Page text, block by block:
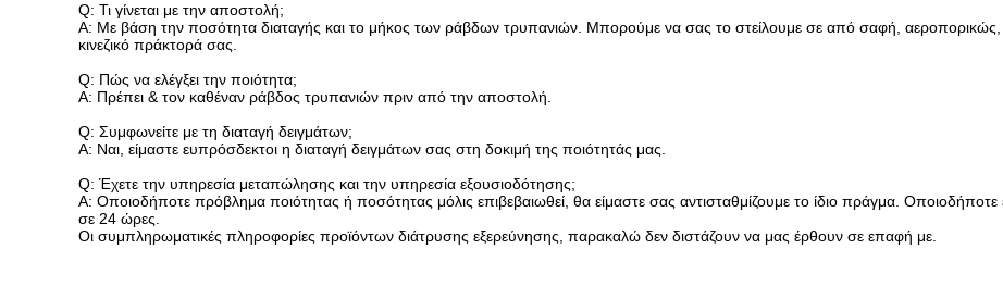
Q: Τι γίνεται με την αποστολή;
Α: Με βάση την ποσότητα διαταγής και το μήκος των ράβδων τρυπανιών. Μπορούμε να σας το στείλουμε σε από σαφή, αεροπορικώς,
κινεζικό πράκτορά σας.
Q: Πώς να ελέγξει την ποιότητα;
Α: Πρέπει & τον καθέναν ράβδος τρυπανιών πριν από την αποστολή.
Q: Συμφωνείτε με τη διαταγή δειγμάτων;
Α: Ναι, είμαστε ευπρόσδεκτοι η διαταγή δειγμάτων σας στη δοκιμή της ποιότητάς μας.
Q: Έχετε την υπηρεσία μεταπώλησης και την υπηρεσία εξουσιοδότησης;
Α: Οποιοδήποτε πρόβλημα ποιότητας ή ποσότητας μόλις επιβεβαιωθεί, θα είμαστε σας αντισταθμίζουμε το ίδιο πράγμα.
σε 24 ώρες.
Οι συμπληρωματικές πληροφορίες προϊόντων διάτρυσης εξερεύνησης, παρακαλώ δεν διστάζουν να μας έρθουν σε επαφή με.